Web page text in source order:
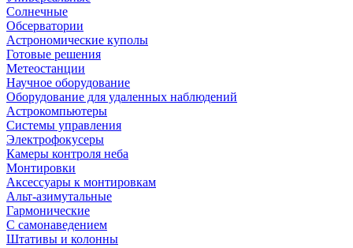
Солнечные
Обсерватории
Астрономические куполы
Готовые решения
Метеостанции
Научное оборудование
Оборудование для удаленных наблюдений
Астрокомпьютеры
Системы управления
Электрофокусеры
Камеры контроля неба
Монтировки
Аксессуары к монтировкам
Альт-азимутальные
Гармонические
С самонаведением
Штативы и колонны